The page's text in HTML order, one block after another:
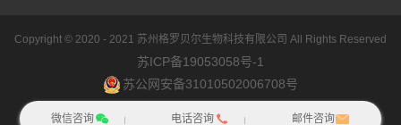
Copyright © 2020 - 2021 苏州格罗贝尔生物科技有限公司 All Rights Reserved
苏ICP备19053058号-1
苏公网安备31010502006708号
微信咨询 电话咨询 邮件咨询